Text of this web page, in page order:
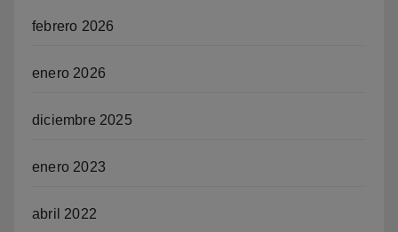
febrero 2026
enero 2026
diciembre 2025
enero 2023
abril 2022